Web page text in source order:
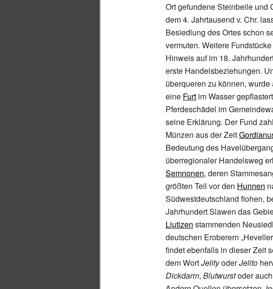
Ort gefundene Steinbeile und
dem 4. Jahrtausend v. Chr.
Besiedlung des Ortes schon
vermuten. Weitere
Hinweis auf im 18.
erste Handelsbeziehungen.
überqueren zu können,
eine Furt im Wasser
Pferdeschädel im
seine Erklärung. Der Fund
Münzen aus der Zeit
Bedeutung des
überregionaler Handelsweg
Semnonen, deren
größten Teil vor den Hunnen
Südwestdeutschland flohen,
Jahrhundert Slawen das
Liutizen stammenden
deutschen Eroberern
findet ebenfalls in dieser Zeit
dem WortJelityoderJelito
Dickdarm, Blutwurstoder auch